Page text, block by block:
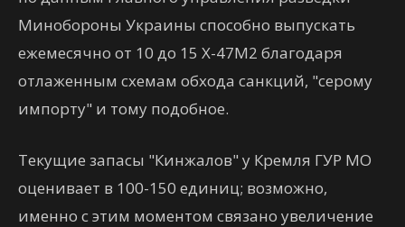
Минобороны Украины способно выпускать
ежемесячно от 10 до 15 Х-47М2 благодаря
отлаженным схемам обхода санкций, "серому
импорту" и тому подобное.
Текущие запасы "Кинжалов" у Кремля ГУР МО
оценивает в 100-150 единиц; возможно,
именно с этим моментом связано увеличение